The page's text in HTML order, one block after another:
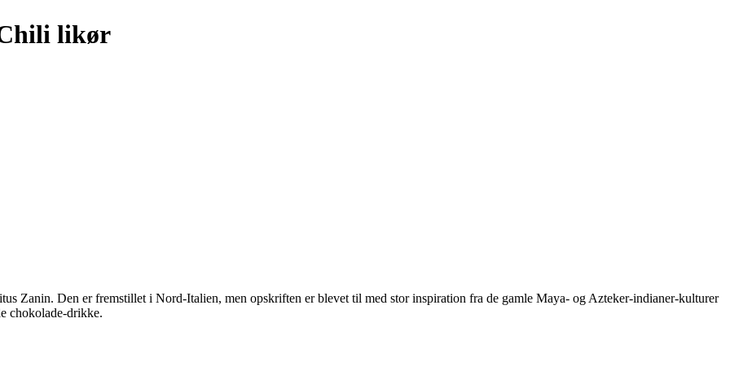
likør
Zanin. Den er fremstillet i Nord-Italien, men opskriften er blevet til med stor inspiration fra de gamle Maya- og Azteker-indianer-kulturer
chokolade-drikke.